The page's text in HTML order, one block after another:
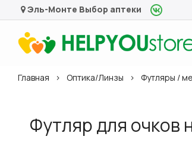
Эль-Монте Выбор аптеки
Главная Оптика/Линзы Футляры /
Футляр для очков